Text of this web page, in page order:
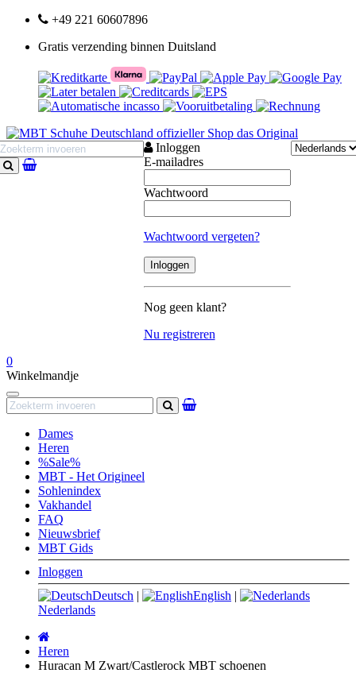
+49 221 60607896
Gratis verzending binnen Duitsland
Zoeken
Inloggen
E-mailadres
Wachtwoord
Wachtwoord vergeten?
Nog geen klant?
Nu registreren
0
Winkelmandje
Navigation
Zoeken
Dames
Heren
%Sale%
MBT - Het Origineel
Sohlenindex
Vakhandel
FAQ
Nieuwsbrief
MBT Gids
Inloggen
Deutsch | English |
Nederlands
Heren
Huracan M Zwart/Castlerock MBT schoenen